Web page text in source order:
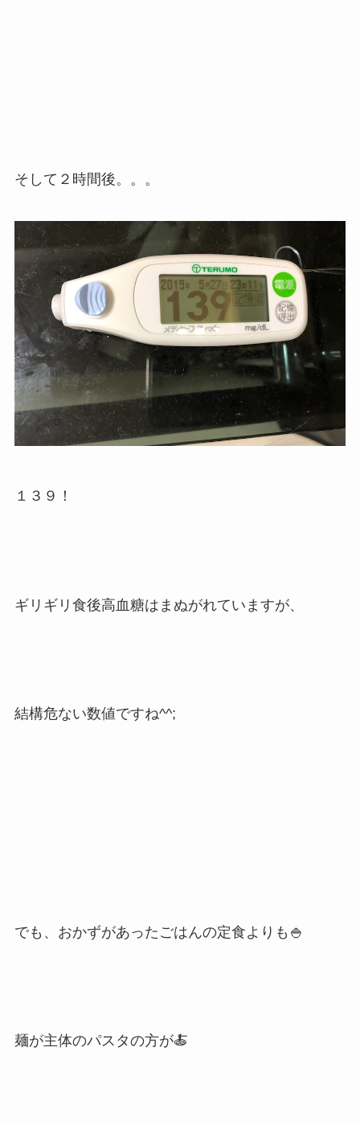
そして２時間後。。。
１３９！
ギリギリ食後高血糖はまぬがれていますが、
結構危ない数値ですね^^;
でも、おかずがあったごはんの定食よりも🍚
麺が主体のパスタの方が🍝